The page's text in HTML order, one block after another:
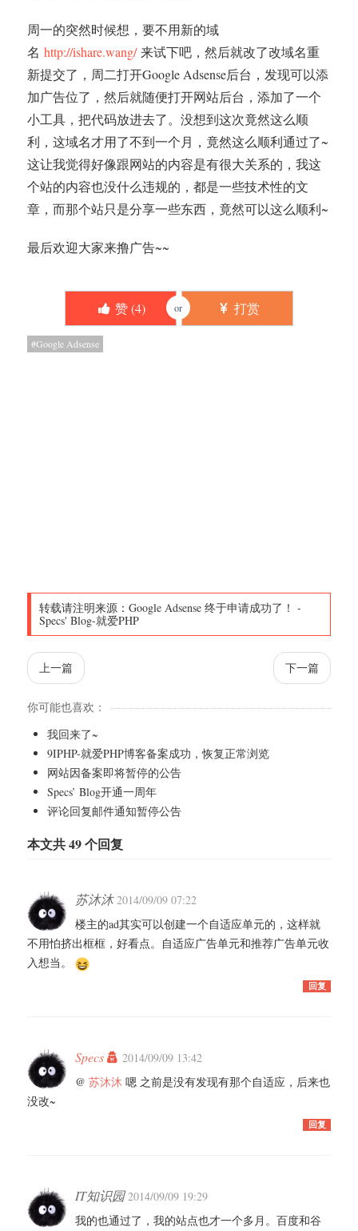
周一的突然时候想，要不用新的域
名 http://ishare.wang/来试下吧，然后就改了改域名重
新提交了，周二打开Google Adsense后台，发现可以添
加广告位了，然后就随便打开网站后台，添加了一个
小工具，把代码放进去了。没想到这次竟然这么顺
利，这域名才用了不到一个月，竟然这么顺利通过了~
这让我觉得好像跟网站的内容是有很大关系的，我这
个站的内容也没什么违规的，都是一些技术性的文
章，而那个站只是分享一些东西，竟然可以这么顺利~
最后欢迎大家来撸广告~~
赞 (4) or 打赏
Google Adsense
转载请注明来源： Google Adsense 终于申请成功了！ -
Specs' Blog-就爱PHP
上一篇 下一篇
你可能也喜欢：
我回来了~
9IPHP-就爱PHP博客备案成功，恢复正常浏览
网站因备案即将暂停的公告
Specs’ Blog开通一周年
评论回复邮件通知暂停公告
本文共 49 个回复
苏沐沐2014/09/09 07:22
楼主的ad其实可以创建一个自适应单元的，这样就
不用怕挤出框框，好看点。自适应广告单元和推荐广告单元收
入想当。
回复
Specs
2014/09/09 13:42
@ 苏沐沐 嗯 之前是没有发现有那个自适应，后来也
没改~
回复
IT知识园2014/09/09 19:29
我的也通过了，我的站点也才一个多月。百度和谷